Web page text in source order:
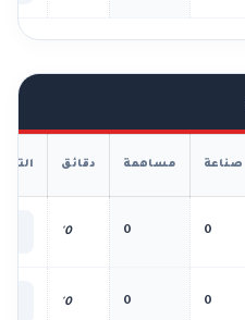
صناعة مساهمة دقائق
0
0
0'
0
0
0'